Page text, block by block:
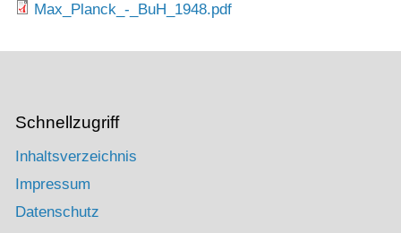
Max_Planck_-_BuH_1948.pdf
Schnellzugriff
Inhaltsverzeichnis
Impressum
Datenschutz